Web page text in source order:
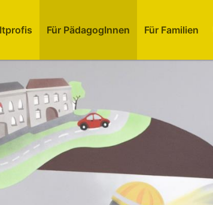
Für PädagogInnen Für Familien